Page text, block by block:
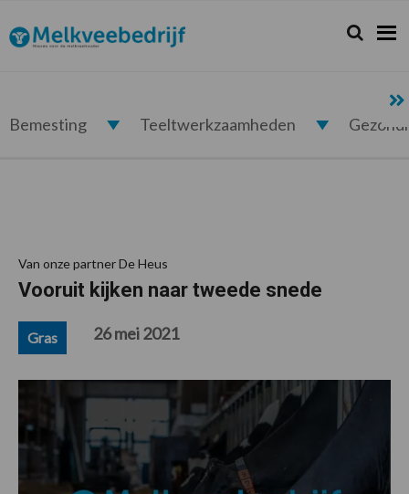
de
hoofdnavigatie
de
hoofd
de
eerste
de
voettekst
Melkveebedrijf.nl Zoeken...
Zoek
Bemesting Teeltwerkzaamheden
Van onze partner De Heus
Vooruit kijken naar tweede snede
Gras 26 mei 2021